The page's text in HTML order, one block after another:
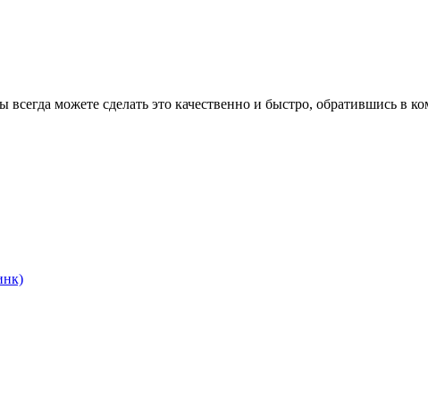
всегда можете сделать это качественно и быстро, обратившись в